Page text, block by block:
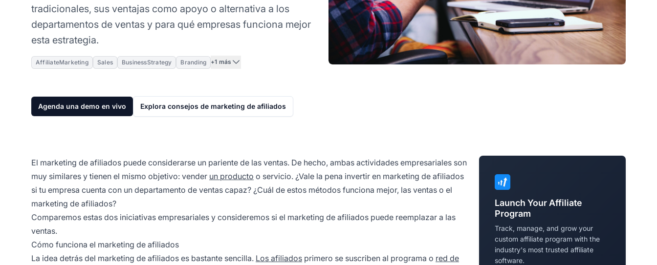
tradicionales, sus ventajas como apoyo o alternativa a los
departamentos de ventas y para qué empresas funciona mejor
esta estrategia.
AffiliateMarketing Sales BusinessStrategy Branding +1 más
Agenda una demo en vivo Explora consejos de marketing de afiliados
El marketing de afiliados puede considerarse un pariente de las ventas. De hecho, ambas actividades empresariales son
muy similares y tienen el mismo objetivo: vender un producto o servicio. ¿Vale la pena invertir en marketing de afiliados
si tu empresa cuenta con un departamento de ventas capaz? ¿Cuál de estos métodos funciona mejor, las ventas o el
marketing de afiliados?
Comparemos estas dos iniciativas empresariales y consideremos si el marketing de afiliados puede reemplazar a las
ventas.
Cómo funciona el marketing de afiliados
La idea detrás del marketing de afiliados es bastante sencilla. Los afiliados primero se suscriben al programa o red de
Launch Your Affiliate
Program
Track, manage, and grow your
custom affiliate program with the
industry's most trusted affiliate
software.